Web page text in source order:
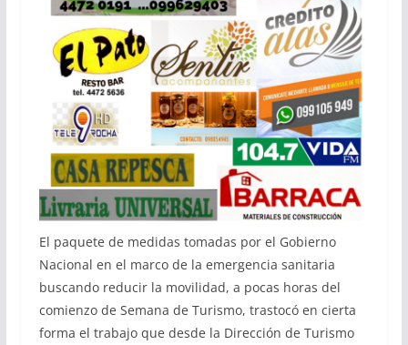
El paquete de medidas tomadas por el Gobierno
Nacional en el marco de la emergencia sanitaria
buscando reducir la movilidad, a pocas horas del
comienzo de Semana de Turismo, trastocó en cierta
forma el trabajo que desde la Dirección de Turismo